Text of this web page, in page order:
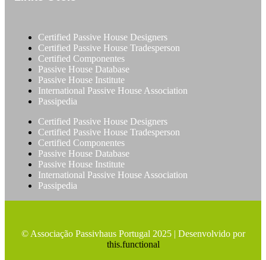
Certified Passive House Designers
Certified Passive House Tradesperson
Certified Componentes
Passive House Database
Passive House Institute
International Passive House Association
Passipedia
Certified Passive House Designers
Certified Passive House Tradesperson
Certified Componentes
Passive House Database
Passive House Institute
International Passive House Association
Passipedia
© Associação Passivhaus Portugal 2025 | Desenvolvido por
this.functional